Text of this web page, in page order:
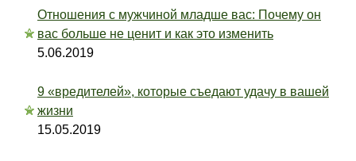
Отношения с мужчиной младше вас: Почему он
вас больше не ценит и как это изменить
5.06.2019
9 «вредителей», которые съедают удачу в вашей
жизни
15.05.2019